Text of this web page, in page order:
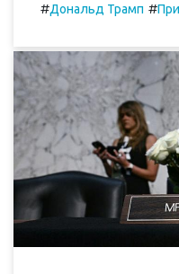
#Дональд Трамп #